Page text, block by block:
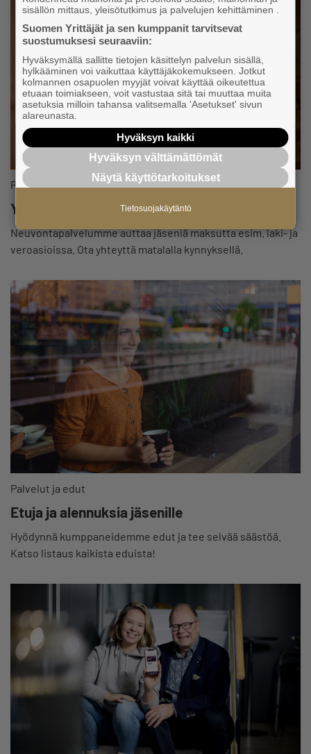
Palvelut ja edut
Yrittäjä, älä jää ongelmasi kanssa yksin!
Neuvontapalvelumme auttaa jäseniä maksutta esim. laki- ja
veroasioissa. Ota yhteyttä matalalla kynnyksellä.
Palvelut ja edut
Etuja ja alennuksia jäsenille
Hyödynnä kumppaneidemme edut ja tee selvää säästöä.
Katso listaus kaikista eduista!
sisällön mittaus, yleisötutkimus ja palvelujen kehittäminen .
Suomen Yrittäjät ja sen kumppanit tarvitsevat
suostumuksesi seuraaviin:
Hyväksymällä sallitte tietojen käsittelyn palvelun sisällä,
hylkääminen voi vaikuttaa käyttäjäkokemukseen. Jotkut
kolmannen osapuolen myyjät voivat käyttää oikeutettua
etuaan toimiakseen, voit vastustaa sitä tai muuttaa muita
asetuksia milloin tahansa valitsemalla 'Asetukset' sivun
alareunasta.
Hyväksyn kaikki
Hyväksyn välttämättömät
Näytä käyttötarkoitukset
Tietosuojakäytäntö